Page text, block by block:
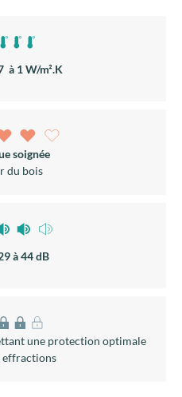
à 1 W/m².K
soignée
du bois
à 44 dB
une protection optimale
effractions